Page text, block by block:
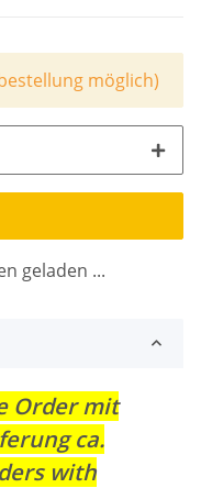
möglich)
geladen ...
Order mit
ca.
with